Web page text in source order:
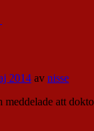
2014 av nisse
att